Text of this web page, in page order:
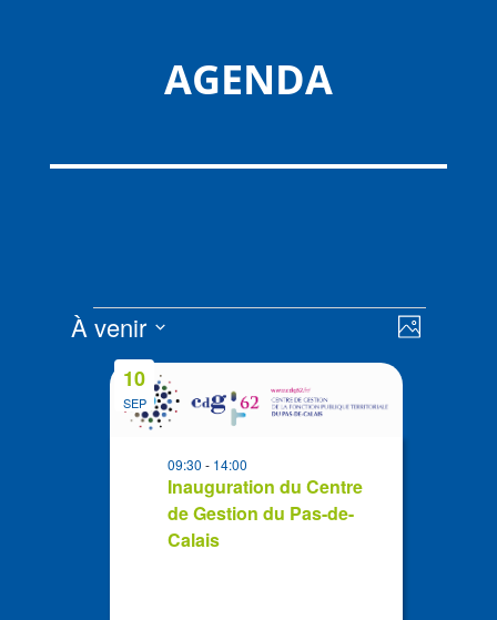
AGENDA
Évènements de
Photo
À venir
Sélectionnez
List
events
SEP
10
Inauguration du Centre
de Gestion du Pas-de-
Calais
09:30- 14:00